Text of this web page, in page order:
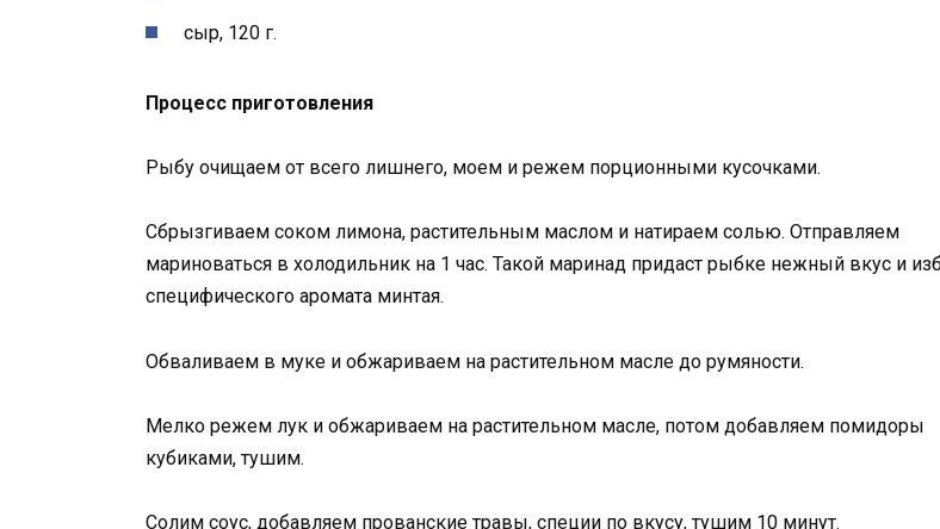
сыр, 120 г.
Процесс приготовления
Рыбу очищаем от всего лишнего, моем и режем порционными кусочками.
Сбрызгиваем соком лимона, растительным маслом и натираем солью. Отправляем
мариноваться в холодильник на 1 час. Такой маринад придаст рыбке нежный вкус и
специфического аромата минтая.
Обваливаем в муке и обжариваем на растительном масле до румяности.
Мелко режем лук и обжариваем на растительном масле, потом добавляем помидоры
кубиками, тушим.
Солим соус, добавляем прованские травы, специи по вкусу, тушим 10 минут.